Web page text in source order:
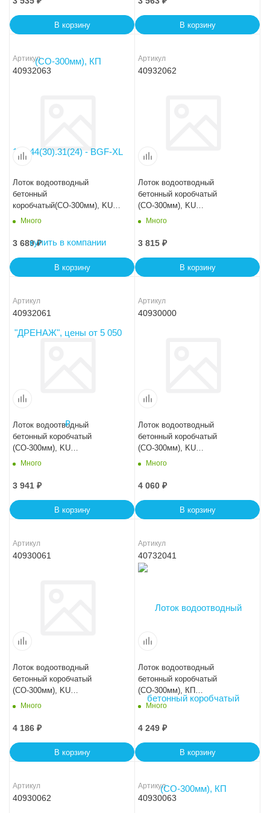
В корзину В корзину
Артикул
40932063
Лоток водоотводный
бетонный
коробчатый(СО-300мм), KU
100.44(30).26,5(20) - BGU, №
Много
3 689₽
В корзину
Артикул
40932062
Лоток водоотводный
бетонный коробчатый
(СО-300мм), KU
100.44(30).29(22,5) - BGU, №
Много
3 815 ₽
В корзину
Артикул
40932061
Лоток водоотводный
бетонный коробчатый
(СО-300мм), KU
100.44(30).31,5(25) - BGU, №
Много
3 941 ₽
В корзину
Артикул
40930000
Лоток водоотводный
бетонный коробчатый
(СО-300мм), KU
100.44(30).34(27,5) - BGU, №
Много
4 060 ₽
В корзину
Артикул
40930061
Лоток водоотводный
бетонный коробчатый
(СО-300мм), KU
100.44(30).36,5(30) - BGU, №
Много
4 186 ₽
В корзину
Артикул
40732041
Лоток водоотводный
бетонный коробчатый
(СО-300мм), КП
100.44(30).41(34) - BGF-XL
Много
4 249 ₽
В корзину
Артикул
40930062
Артикул
40930063